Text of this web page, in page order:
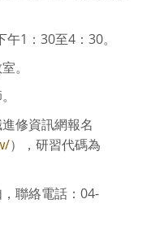
1：30至4：30。
。
修資訊網報名
），研習代碼為
聯絡電話：04-